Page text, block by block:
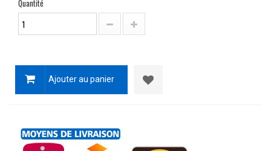
Quantité
Ajouter au panier